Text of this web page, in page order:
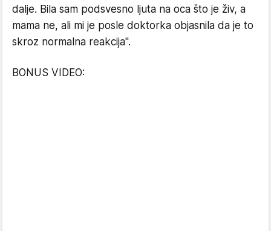
dalje. Bila sam podsvesno ljuta na oca što je živ, a
mama ne, ali mi je posle doktorka objasnila da je to
skroz normalna reakcija".
BONUS VIDEO: